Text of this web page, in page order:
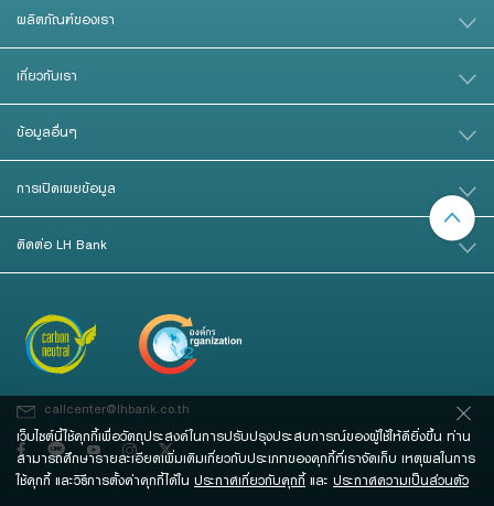
ผลิตภัณฑ์ของเรา
เกี่ยวกับเรา
ข้อมูลอื่นๆ
การเปิดเผยข้อมูล
ติดต่อ LH Bank
callcenter@lhbank.co.th
เว็บไซต์นี้ใช้คุกกี้เพื่อวัตถุประสงค์ในการปรับปรุงประสบการณ์ของผู้ใช้ให้ดียิ่งขึ้น ท่าน
สามารถศึกษารายละเอียดเพิ่มเติมเกี่ยวกับประเภทของคุกกี้ที่เราจัดเก็บ เหตุผลในการ
ใช้คุกกี้ และวิธีการตั้งค่าคุกกี้ได้ใน ประกาศเกี่ยวกับคุกกี้และ ประกาศความเป็นส่วนตัว